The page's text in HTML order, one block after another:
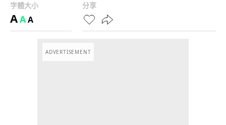
字體大小
AAA
分享
ADVERTISEMENT